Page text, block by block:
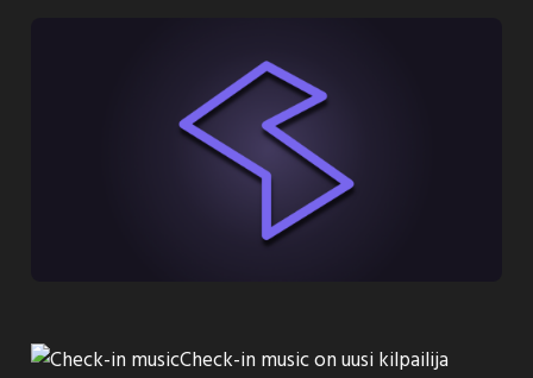
Check-in musicon uusi kilpailija